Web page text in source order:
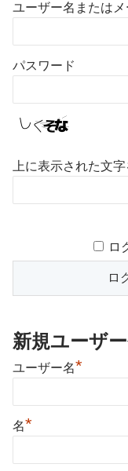
ユーザー名または
パスワード
上に表示された文
ロ
新規ユーザ
ユーザー名*
名*